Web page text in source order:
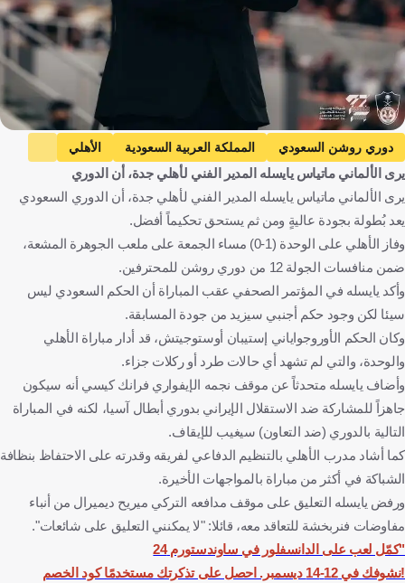
دوري روشن السعودي المملكة العربية السعودية
الأهلي
الوحدة
ماتياس يايسله ألمانيا
فرانك كيسييه
ساحل العاج
كرة قدم
يرى الألماني ماتياس يايسله المدير الفني لأهلي جدة، أن الدوري
يرى الألماني ماتياس يايسله المدير الفني لأهلي جدة، أن الدوري السعودي
يعد بُطولة بجودة عاليةٍ ومن ثم يستحق تحكيماً أفضل.
وفاز الأهلي على الوحدة (1-0) مساء الجمعة على ملعب الجوهرة المشعة،
ضمن منافسات الجولة 12 من دوري روشن للمحترفين.
وأكد يايسله في المؤتمر الصحفي عقب المباراة أن الحكم السعودي ليس
سيئا لكن وجود حكم أجنبي سيزيد من جودة المسابقة.
وكان الحكم الأوروجواياني إستيبان أوستوجيتش، قد أدار مباراة الأهلي
والوحدة، والتي لم تشهد أي حالات طرد أو ركلات جزاء.
وأضاف يايسله متحدثاً عن موقف نجمه الإيفواري فرانك كيسي أنه سيكون
جاهزاً للمشاركة ضد الاستقلال الإيراني بدوري أبطال آسيا، لكنه في المباراة
التالية بالدوري (ضد التعاون) سيغيب للإيقاف.
كما أشاد مدرب الأهلي بالتنظيم الدفاعي لفريقه وقدرته على الاحتفاظ بنظافة
الشباكة في أكثر من مباراة بالمواجهات الأخيرة.
ورفض يايسله التعليق على موقف مدافعه التركي ميريح ديميرال من أنباء
مفاوضات فنربخشة للتعاقد معه، قائلا: "لا يمكنني التعليق على شائعات".
"كمّل لعب على الدانسفلور في ساوندستورم 24
!نشوفك في 12-14 ديسمبر. احصل على تذكرتك مستخدمًا كود الخصم